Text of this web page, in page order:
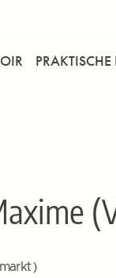
)